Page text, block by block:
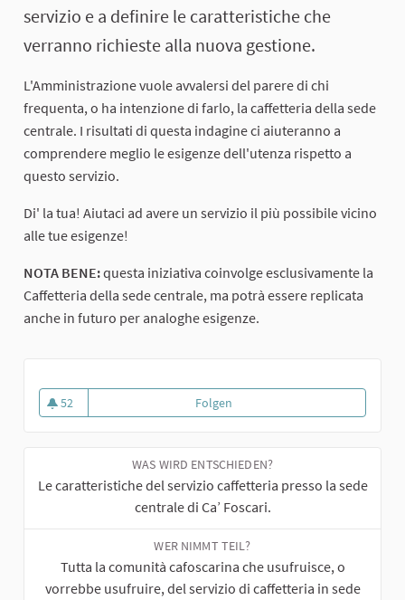
servizio e a definire le caratteristiche che
verranno richieste alla nuova gestione.
L'Amministrazione vuole avvalersi del parere di chi
frequenta, o ha intenzione di farlo, la caffetteria della sede
centrale. I risultati di questa indagine ci aiuteranno a
comprendere meglio le esigenze dell'utenza rispetto a
questo servizio.
Di' la tua! Aiutaci ad avere un servizio il più possibile vicino
alle tue esigenze!
NOTA BENE:questa iniziativa coinvolge esclusivamente la
Caffetteria della sede centrale, ma potrà essere replicata
anche in futuro per analoghe esigenze.
52
52 Follower
Folgen
WAS WIRD ENTSCHIEDEN?
Le caratteristiche del servizio caffetteria presso la sede
centrale di Ca’ Foscari.
WER NIMMT TEIL?
Tutta la comunità cafoscarina che usufruisce, o
vorrebbe usufruire, del servizio di caffetteria in sede